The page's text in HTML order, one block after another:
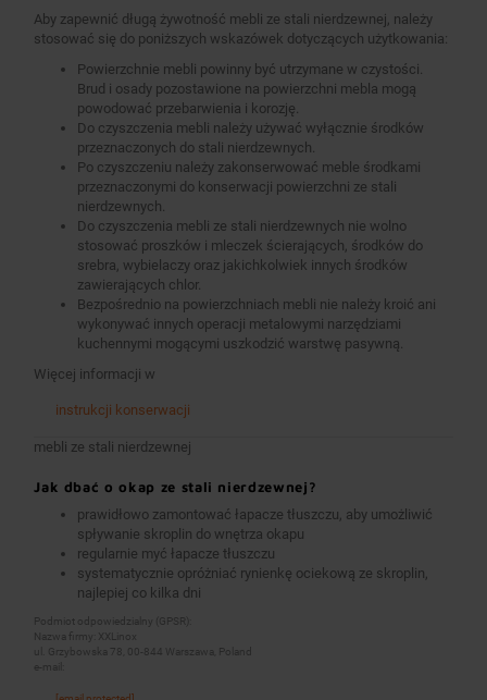
Aby zapewnić długą żywotność mebli ze stali nierdzewnej, należy
stosować się do poniższych wskazówek dotyczących użytkowania:
Powierzchnie mebli powinny być utrzymane w czystości.
Brud i osady pozostawione na powierzchni mebla mogą
powodować przebarwienia i korozję.
Do czyszczenia mebli należy używać wyłącznie środków
przeznaczonych do stali nierdzewnych.
Po czyszczeniu należy zakonserwować meble środkami
przeznaczonymi do konserwacji powierzchni ze stali
nierdzewnych.
Do czyszczenia mebli ze stali nierdzewnych nie wolno
stosować proszków i mleczek ścierających, środków do
srebra, wybielaczy oraz jakichkolwiek innych środków
zawierających chlor.
Bezpośrednio na powierzchniach mebli nie należy kroić ani
wykonywać innych operacji metalowymi narzędziami
kuchennymi mogącymi uszkodzić warstwę pasywną.
Więcej informacji w
instrukcji konserwacji
mebli ze stali nierdzewnej
Jak dbać o okap ze stali nierdzewnej?
prawidłowo zamontować łapacze tłuszczu, aby umożliwić
spływanie skroplin do wnętrza okapu
regularnie myć łapacze tłuszczu
systematycznie opróżniać rynienkę ociekową ze skroplin,
najlepiej co kilka dni
Podmiot odpowiedzialny (GPSR):
Nazwa firmy: XXLinox
ul. Grzybowska 78, 00-844 Warszawa, Poland
e-mail: